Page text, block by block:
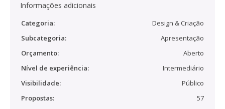
Informações adicionais
Categoria:
Design & Criação
Subcategoria:
Apresentação
Orçamento:
Aberto
Nível de experiência:
Intermediário
Visibilidade:
Público
Propostas:
57